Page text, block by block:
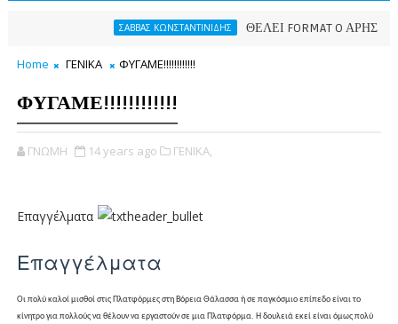
ΣΑΒΒΑΣ ΚΩΝΣΤΑΝΤΙΝΙΔΗΣ ΘΕΛΕΙ FORMAT O ΑΡΗΣ ΠΑΕ
Home ΓΕΝΙΚΑ ΦΥΓΑΜΕ!!!!!!!!!!!!
ΦΥΓΑΜΕ!!!!!!!!!!!!
ΓΝΩΜΗ 14 years ago ΓΕΝΙΚΑ,
Επαγγέλματα
Επαγγέλματα
Οι πολύ καλοί μισθοί στις Πλατφόρμες στη Βόρεια Θάλασσα ή σε παγκόσμιο επίπεδο είναι το
κίνητρο για πολλούς να θέλουν να εργαστούν σε μια Πλατφόρμα. Η δουλειά εκεί είναι όμως πολύ